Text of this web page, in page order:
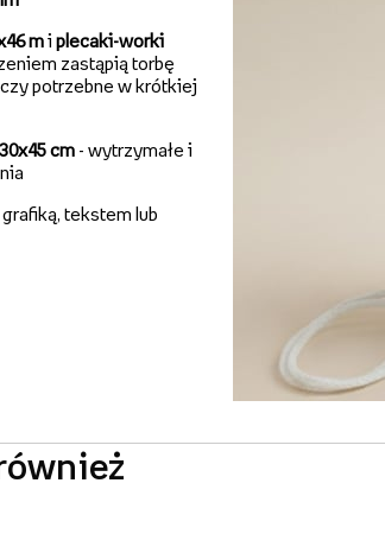
mi plecaki-worki
zastąpią torbę
potrzebne w krótkiej
cm - wytrzymałe i
tekstem lub